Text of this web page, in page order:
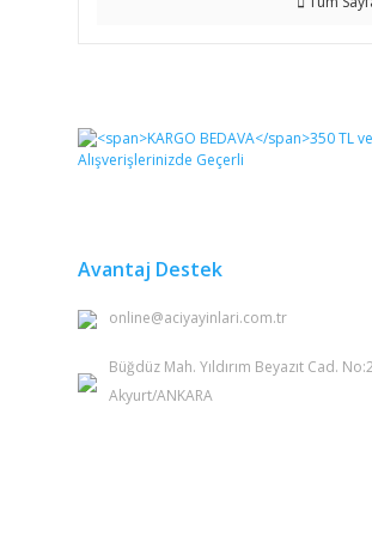
Avantaj Destek
online@aciyayinlari.com.tr
Büğdüz Mah. Yıldırım Beyazıt Cad.
Akyurt/ANKARA